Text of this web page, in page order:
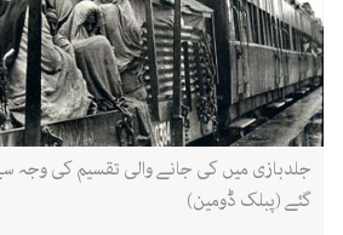
جلدبازی میں کی جانے والی تقسیم کی وجہ
گئے (پبلک ڈومین)